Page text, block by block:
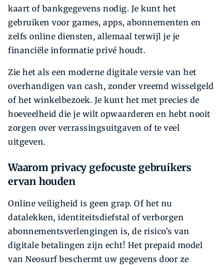
kaart of bankgegevens nodig. Je kunt het
gebruiken voor games, apps, abonnementen en
zelfs online diensten, allemaal terwijl je je
financiële informatie privé houdt.
Zie het als een moderne digitale versie van het
overhandigen van cash, zonder vreemd wisselgeld
of het winkelbezoek. Je kunt het met precies de
hoeveelheid die je wilt opwaarderen en hebt nooit
zorgen over verrassingsuitgaven of te veel
uitgeven.
Waarom privacy gefocuste gebruikers
ervan houden
Online veiligheid is geen grap. Of het nu
datalekken, identiteitsdiefstal of verborgen
abonnementsverlengingen is, de risico’s van
digitale betalingen zijn echt! Het prepaid model
van Neosurf beschermt uw gegevens door ze